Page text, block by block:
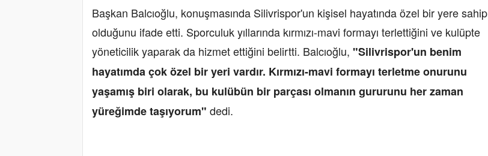
Başkan Balcıoğlu, konuşmasında Silivrispor'un kişisel hayatında özel bir yere sahip
olduğunu ifade etti. Sporculuk yıllarında kırmızı-mavi formayı terlettiğini ve kulüpte
yöneticilik yaparak da hizmet ettiğini belirtti. Balcıoğlu, "Silivrispor'un benim
hayatımda çok özel bir yeri vardır. Kırmızı-mavi formayı terletme onurunu
yaşamış biri olarak, bu kulübün bir parçası olmanın gururunu her zaman
yüreğimde taşıyorum" dedi.